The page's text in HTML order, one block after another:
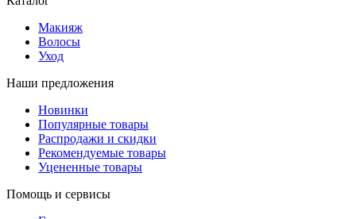
Макияж
Волосы
Уход
Наши предложения
Новинки
Популярные товары
Распродажи и скидки
Рекомендуемые товары
Уцененные товары
Помощь и сервисы